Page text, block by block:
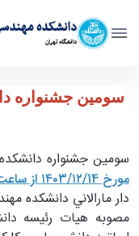
دانشکده
دانشگاه تهران
سومين جشنواره
سومين جشنواره
سومين جشنواره
مورخ ۱۴۰3/۱۲/14 از ساعت ۱2:30 الي
دار مارالاني دانشكده
مصوبه هيات رئيسه